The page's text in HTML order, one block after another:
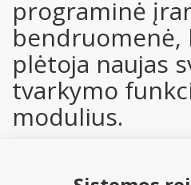
programinė
plėtoja naujas
tvarkymo
modulius.